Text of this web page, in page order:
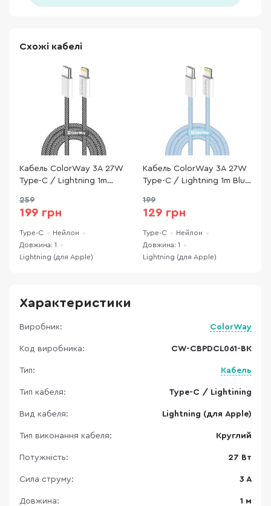
Схожі кабелі
Кабель ColorWay 3A 27W
Type-C / Lightning 1m
259
199 грн
Type-C
Нейлон
Довжина: 1
Lightning (для Apple)
Кабель ColorWay 3A 27W
Type-C / Lightning 1m Blue
199
129 грн
Type-C
Нейлон
Довжина: 1
Lightning (для Apple)
Характеристики
Виробник: ColorWay
Код виробника: CW-CBPDCL061-BK
Тип: Кабель
Тип кабеля: Type-C / Lightining
Вид кабеля: Lightning (для Apple)
Тип виконання кабеля: Круглий
Потужність: 27 Вт
Сила струму: 3 A
Довжина: 1 м